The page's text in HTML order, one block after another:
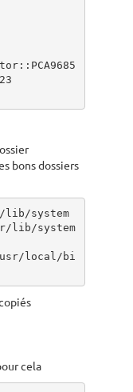
bons dossiers
lib/system
lib/system
usr/local/bi
cela